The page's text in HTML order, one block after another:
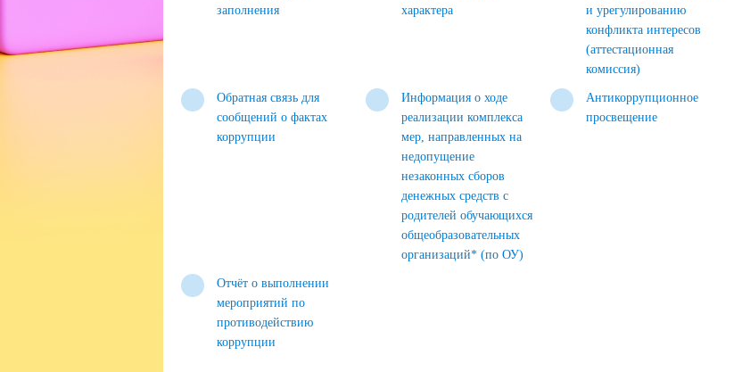
заполнения
характера
и урегулированию
конфликта интересов
(аттестационная
комиссия)
Обратная связь для
сообщений о фактах
коррупции
Информация о ходе
реализации комплекса
мер, направленных на
недопущение
незаконных сборов
денежных средств с
родителей обучающихся
общеобразовательных
организаций* (по ОУ)
Антикоррупционное
просвещение
Отчёт о выполнении
мероприятий по
противодействию
коррупции